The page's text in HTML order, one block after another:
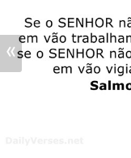
«